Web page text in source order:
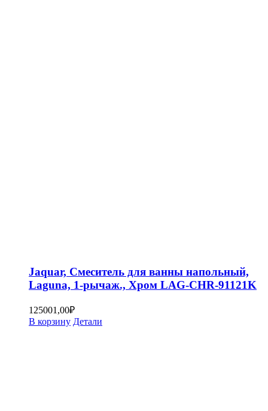
Jaquar, Смеситель для ванны напольный,
Laguna, 1-рычаж., Хром LAG-CHR-91121K
125001,00₽
В корзину Детали